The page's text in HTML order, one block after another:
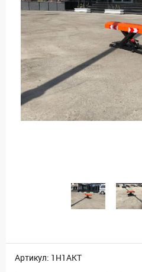
Артикул: 1H1AKT